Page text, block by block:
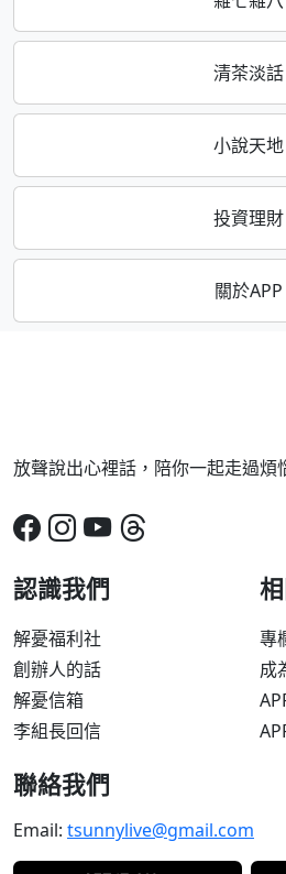
清茶淡話
小說天地
投資理財
關於APP
放聲說出心裡話，陪你一起走過煩
認識我們
解憂福利社
創辦人的話
解憂信箱
李組長回信
專
成
聯絡我們
Email: tsunnylive@gmail.com